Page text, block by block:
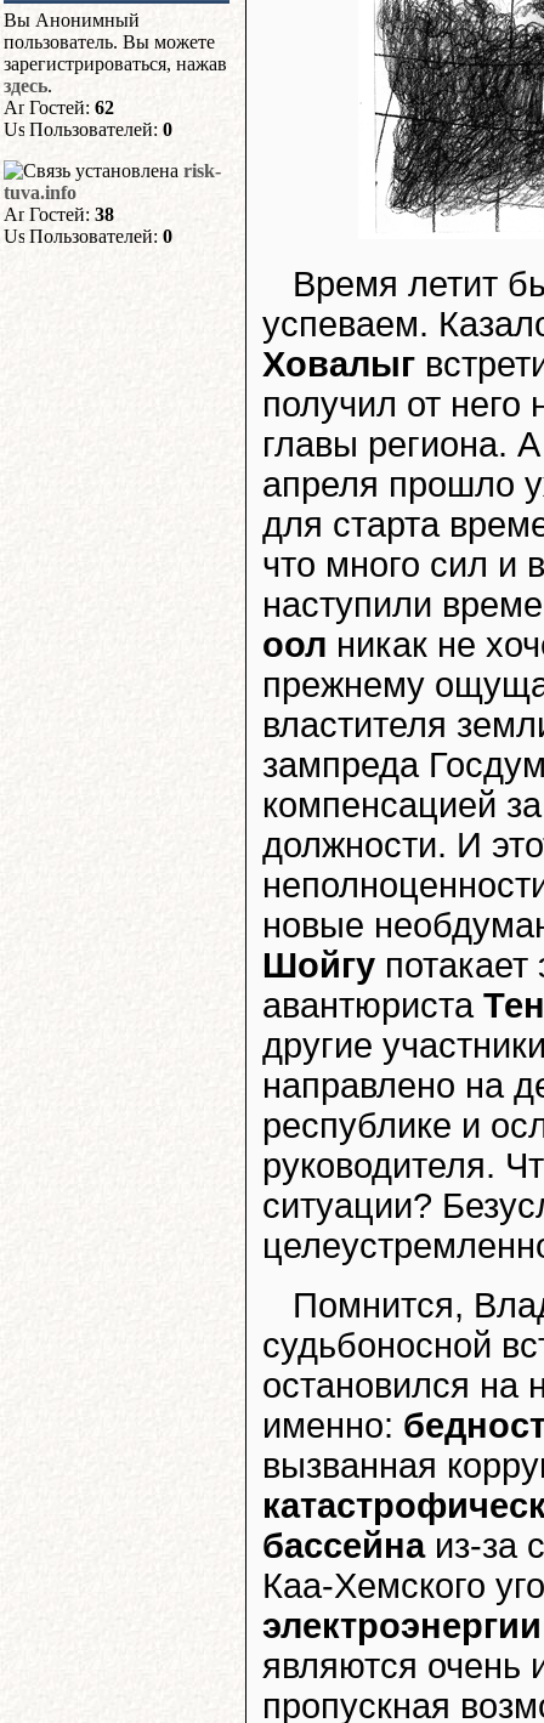
Вы Анонимный
пользователь. Вы можете
зарегистрироваться, нажав
здесь.
Гостей: 62
Пользователей: 0
risk-
tuva.info
Гостей: 38
Пользователей: 0
Время летит
успеваем.
Ховалыг
получил от него
главы региона.
апреля прошло
для старта
что много сил и
наступили
оол никак не
прежнему
властителя
зампреда
компенсацией
должности. И
новые
Шойгу
авантюриста
другие
направлено на
республике и
руководителя.
ситуации?
Помнится,
судьбоносной
остановился на
именно:
вызванная
бассейнаиз-за
Каа-Хемского
электроэнергии
являются очень
пропускная